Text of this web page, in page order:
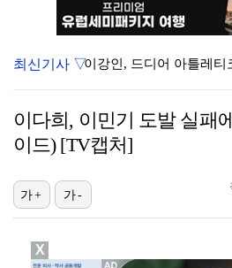
최신기사 ▽
이다희, 이민기 도발 실패
이드) [TV캡처]
가+ 가-
X